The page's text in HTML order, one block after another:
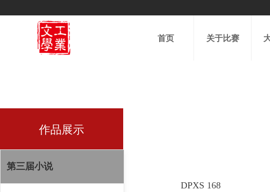
首页 关于比赛
DPXS 168
作品展示
第三届小说